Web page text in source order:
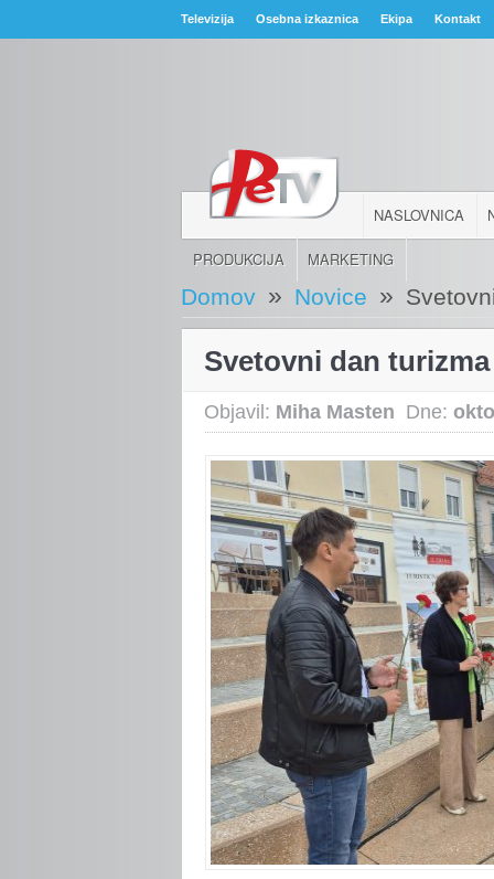
Televizija Osebna izkaznica Ekipa Kontakt
NASLOVNICA
PRODUKCIJA MARKETING
Domov » Novice »
Svetovni dan turizma
Objavil: Miha Masten Dne: